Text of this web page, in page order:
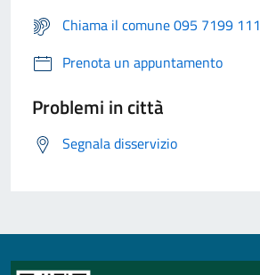
Chiama il comune 095 7199 111
Prenota un appuntamento
Problemi in città
Segnala disservizio